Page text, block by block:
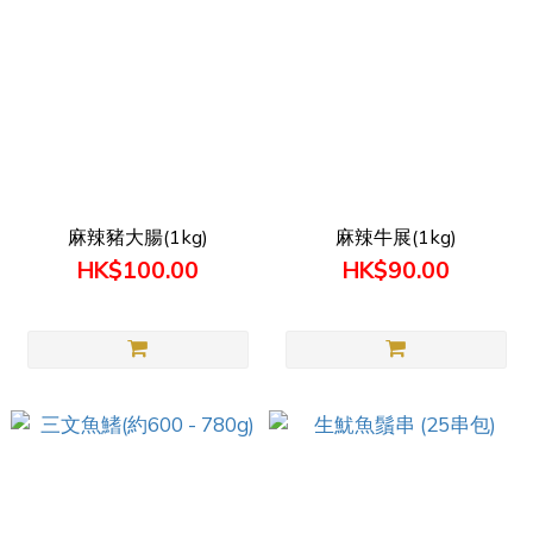
麻辣豬大腸(1kg)
HK$100.00
麻辣牛展(1kg)
HK$90.00